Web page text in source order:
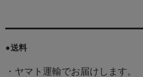
●送料
・ヤマト運輸でお届けします。